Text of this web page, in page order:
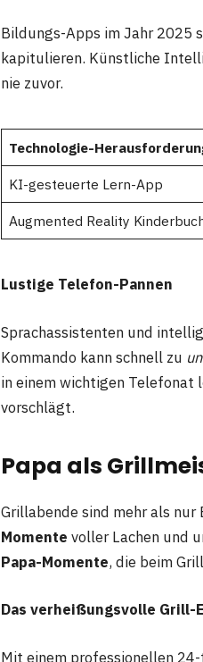
Bildungs-Apps im Jahr 2025
kapitulieren. Künstliche
nie zuvor.
Technologie-
KI-gesteuerte Lern-App
Augmented Reality
Lustige Telefon-Pannen
Sprachassistenten und
Kommando kann schnell zu
in einem wichtigen
vorschlägt.
Papa als
Grillabende sind mehr als nur
Momente voller Lachen und
Papa-Momente, die beim
Das verheißungsvolle Grill-
Mit einem professionellen